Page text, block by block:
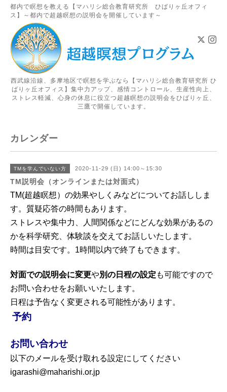
都内で瞑想を教える【マハリシ総合教育研究所 ひばりヶ丘オフィ
ス】～都内で超越瞑想の説明会を開催しています～
西武線沿線、多摩地区で瞑想を学ぶなら【マハリシ総合教育研究所 ひ
ばりヶ丘オフィス】集中力アップ、感情コントロール、生産性向上、
ストレス軽減、心身の休息に役立つ超越瞑想の説明会をひばりヶ丘、
三鷹で開催しています。
カレンダー
TMを学んでいない方 2020-11-29 (日) 14:00～15:30
TM説明会（オンラインまたは対面式）
TM(超越瞑想）の効果やしくみなどについてお話ししま
す。 質疑応答の時間もあります。
ストレスや集中力、人間関係などにどんな効果があるの
かを科学研究、体験談を交えてお話しいたします。
時間は目安です。1時間以内で終了もできます。
対面での説明会に変更や別の日程の設定 も可能ですので
お問い合わせをお願いいたします。
日程は予告なく変更される可能性があります。
予約
お問い合わせ
以下のメールを受け取れる設定にしてください
igarashi@maharishi.or.jp